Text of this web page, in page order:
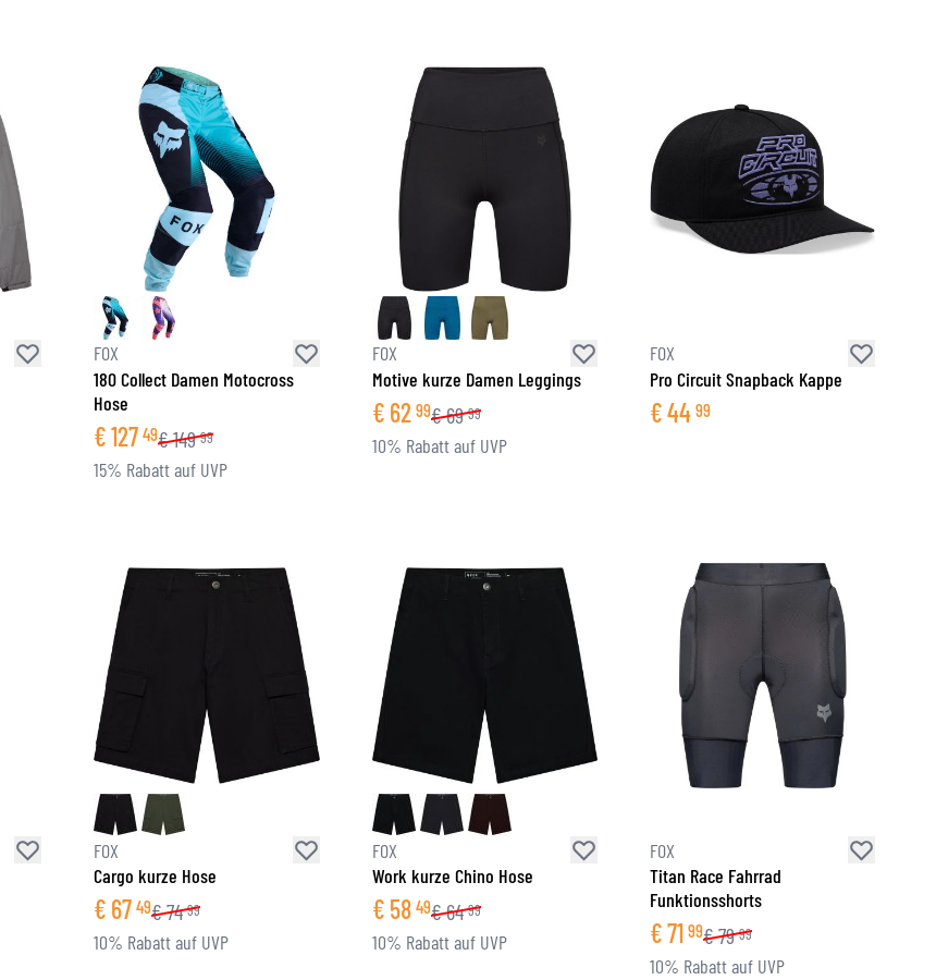
FOX
180 Collect Damen Motocross
Hose
€127 49€149 99
15% Rabatt auf UVP
FOX
Motive kurze Damen Leggings
€ 62 99€69 99
10% Rabatt auf UVP
FOX
Pro Circuit Snapback Kappe
€44 99
FOX
Cargo kurze Hose
€ 67 49€74 99
10% Rabatt auf UVP
FOX
Work kurze Chino Hose
€ 58 49€64 99
10% Rabatt auf UVP
FOX
Titan Race Fahrrad
Funktionsshorts
€71 99€79 99
10% Rabatt auf UVP